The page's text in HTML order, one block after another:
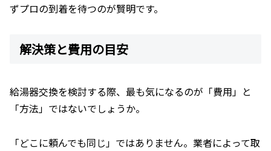
ずプロの到着を待つのが賢明です。
解決策と費用の目安
給湯器交換を検討する際、最も気になるのが「費用」と
「方法」ではないでしょうか。
「どこに頼んでも同じ」ではありません。業者によって取